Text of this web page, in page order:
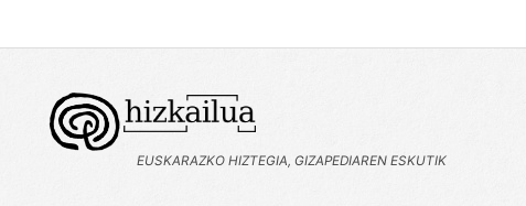
EUSKARAZKO HIZTEGIA, GIZAPEDIAREN ESKUTIK